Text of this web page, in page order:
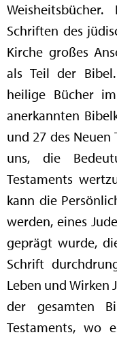
Schriften des
Kirche großes
als Teil der
heilige Bücher
anerkannten
und 27 des Neuen
uns, die
Testaments
kann die
werden, eines
geprägt wurde,
Schrift
Leben und Wirken
der gesamten
Testaments, wo